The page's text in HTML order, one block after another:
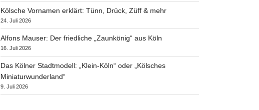
Kölsche Vornamen erklärt: Tünn, Drück, Züff & mehr
24. Juli 2026
Alfons Mauser: Der friedliche „Zaunkönig“ aus Köln
16. Juli 2026
Das Kölner Stadtmodell: „Klein-Köln“ oder „Kölsches
Miniaturwunderland“
9. Juli 2026